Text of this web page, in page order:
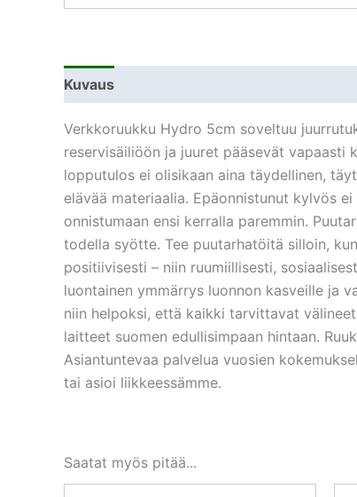
Kuvaus
Verkkoruukku Hydro 5cm soveltuu
reservisäiliöön ja juuret pääsevät vapaasti
lopputulos ei olisikaan aina täydellinen,
elävää materiaalia. Epäonnistunut kylvös
onnistumaan ensi kerralla paremmin.
todella syötte. Tee puutarhatöitä silloin,
positiivisesti – niin ruumiillisesti,
luontainen ymmärrys luonnon kasveille ja
niin helpoksi, että kaikki tarvittavat
laitteet suomen edullisimpaan hintaan.
Asiantuntevaa palvelua vuosien
tai asioi liikkeessämme.
Saatat myös pitää...